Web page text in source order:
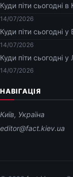
Куди піти сьогодні
14/07/2026
Куди піти сьогодні
14/07/2026
Куди піти сьогодні
14/07/2026
НАВІГАЦІЯ
Київ, Україна
editor@fact.kiev.ua